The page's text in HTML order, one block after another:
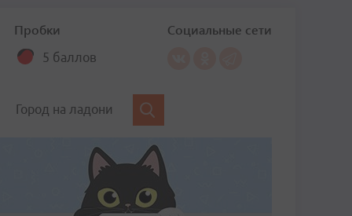
Пробки
5 баллов
Социальные сети
Город на ладони